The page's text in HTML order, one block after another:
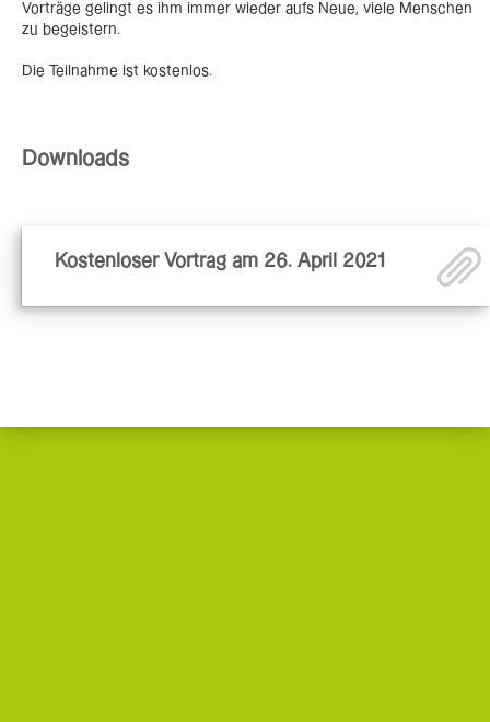
Vorträge gelingt es ihm immer wieder aufs Neue, viele Menschen
zu begeistern.
Die Teilnahme ist kostenlos.
Downloads
Kostenloser Vortrag am 26. April 2021